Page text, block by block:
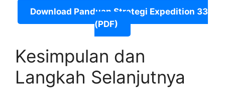
Download Panduan Strategi Expedition 33
(PDF)
Kesimpulan dan
Langkah Selanjutnya